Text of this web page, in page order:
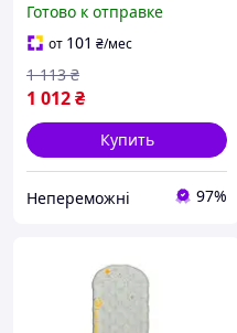
9327|
Готово к отправке
от 101 ₴/мес
1 012₴
1 113 ₴
Купить
Непереможні 97%